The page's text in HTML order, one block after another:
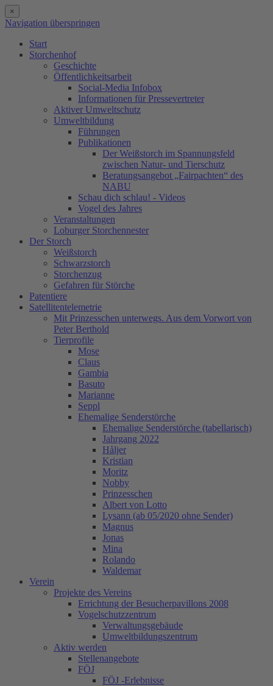
×
Navigation überspringen
Start
Storchenhof
Geschichte
Öffentlichkeitsarbeit
Social-Media Infobox
Informationen für Pressevertreter
Aktiver Umweltschutz
Umweltbildung
Führungen
Publikationen
Der Weißstorch im Spannungsfeld
zwischen Natur- und Tierschutz
Beratungsangebot „Fairpachten“ des
NABU
Schau dich schlau! - Videos
Vogel des Jahres
Veranstaltungen
Loburger Storchennester
Der Storch
Weißstorch
Schwarzstorch
Storchenzug
Gefahren für Störche
Patentiere
Satellitentelemetrie
Mit Prinzesschen unterwegs. Aus dem Vorwort von
Peter Berthold
Tierprofile
Mose
Claus
Gambia
Basuto
Marianne
Seppl
Ehemalige Senderstörche
Ehemalige Senderstörche (tabellarisch)
Jahrgang 2022
Håljer
Kristian
Moritz
Nobby
Prinzesschen
Albert von Lotto
Lysann (ab 05/2020 ohne Sender)
Magnus
Jonas
Mina
Rolando
Waldemar
Verein
Projekte des Vereins
Errichtung der Besucherpavillons 2008
Vogelschutzzentrum
Verwaltungsgebäude
Umweltbildungszentrum
Aktiv werden
Stellenangebote
FÖJ
FÖJ -Erlebnisse